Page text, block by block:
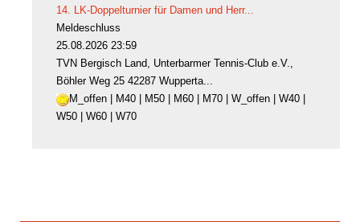
14. LK-Doppelturnier für Damen und Herr...
Meldeschluss
25.08.2026 23:59
TVN Bergisch Land, Unterbarmer Tennis-Club e.V.,
Böhler Weg 25 42287 Wupperta...
M_offen | M40 | M50 | M60 | M70 | W_offen | W40 |
W50 | W60 | W70